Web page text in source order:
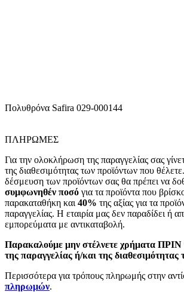
Πολυθρόνα Safira 029-000144
ΠΛΗΡΩΜΕΣ
Για την ολοκλήρωση της παραγγελίας σας
της διαθεσιμότητας των προϊόντων που θέλετε.
δέσμευση των προϊόντων σας θα πρέπει να
συμφωνηθέν ποσό για τα προϊόντα που
παρακαταθήκη και 40% της αξίας για τα
παραγγελίας. Η εταιρία μας δεν παραδίδει ή
εμπορεύματα με αντικαταβολή.
Παρακαλούμε μην στέλνετε χρήματα ΠΡΙΝ
της παραγγελίας ή/και της διαθεσιμότητας
Περισσότερα για τρόπους πληρωμής στην
πληρωμών.